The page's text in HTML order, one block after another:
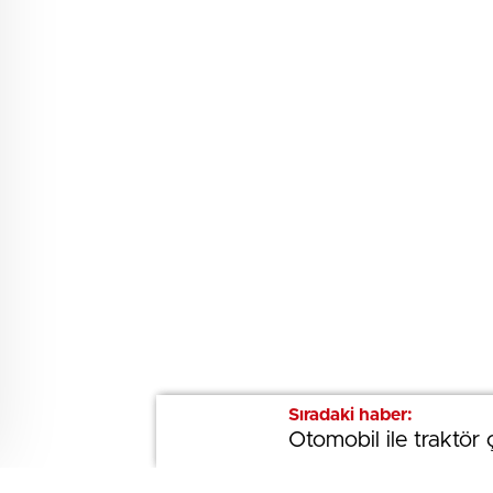
Sıradaki haber:
Otomobil ile traktör
BEĞENDİM ABONE OL
Sıradaki haber:
Otomobil ile traktör